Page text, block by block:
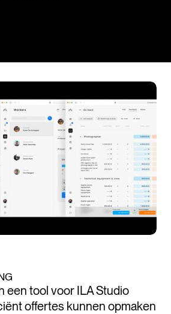
een tool voor ILA Studio
offertes kunnen opmaken